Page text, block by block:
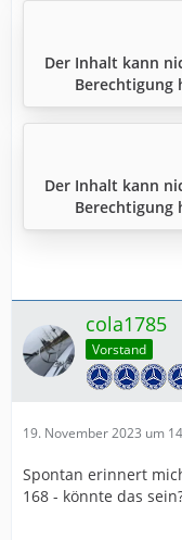
Der Inhalt kann
Berechtigung
Der Inhalt kann
Berechtigung
cola1785
Vorstand
19. November 2023 um
Spontan erinnert
168 - könnte das